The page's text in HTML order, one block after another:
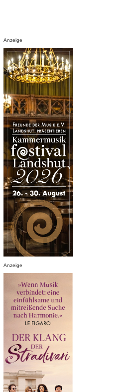
Anzeige
Anzeige